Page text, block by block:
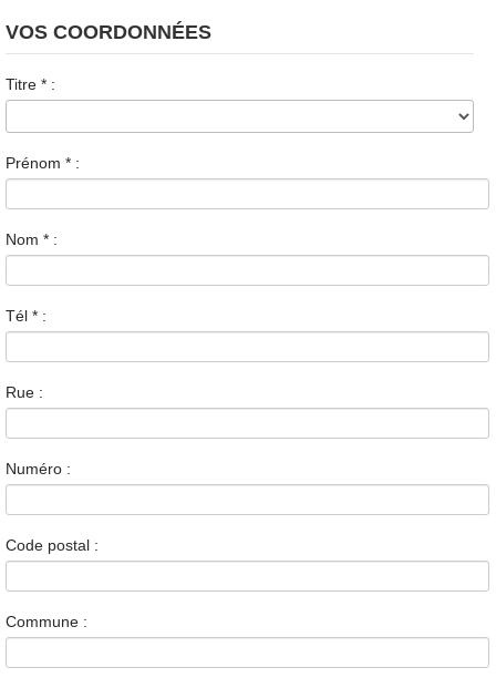
VOS COORDONNÉES
Titre * :
Prénom * :
Nom * :
Tél * :
Rue :
Numéro :
Code postal :
Commune :